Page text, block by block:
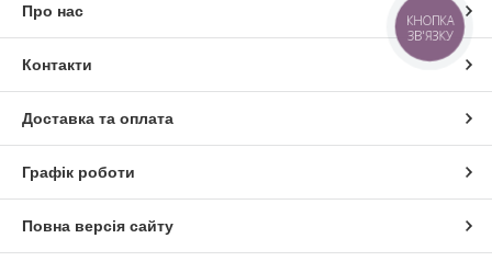
Про нас
Контакти
Доставка та оплата
Графік роботи
Повна версія сайту
КНОПКА
ЗВ'ЯЗКУ